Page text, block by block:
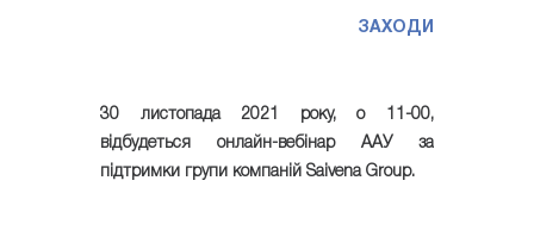
ЗАХОДИ
30 листопада 2021 року, о 11-00,
відбудеться онлайн-вебінар ААУ за
підтримки групи компаній Saivena Group.